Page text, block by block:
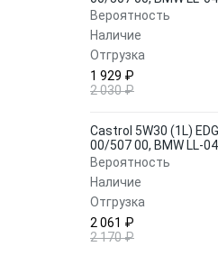
Вероятность
Наличие
Отгрузка
1 929 ₽
2 030 ₽
Castrol 5W30 (1L)
00/507 00, BMW LL-
Вероятность
Наличие
Отгрузка
2 061 ₽
2 170 ₽